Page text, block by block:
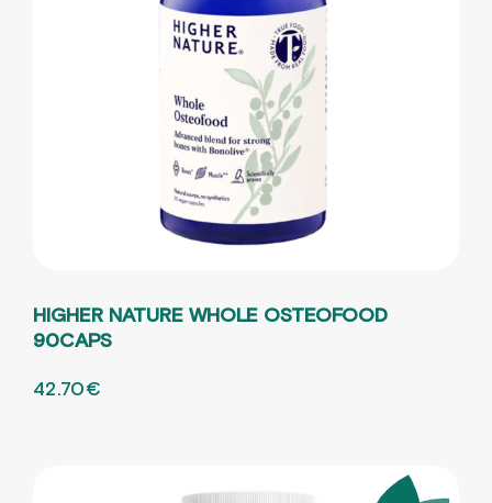
HIGHER NATURE WHOLE OSTEOFOOD
90CAPS
ORIGINAL PRICE WAS: 61.00€.
42.70€